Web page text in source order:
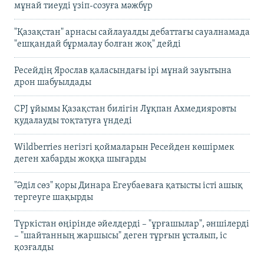
мұнай тиеуді үзіп-созуға мәжбүр
"Қазақстан" арнасы сайлауалды дебаттағы сауалнамада
"ешқандай бұрмалау болған жоқ" дейді
Ресейдің Ярослав қаласындағы ірі мұнай зауытына
дрон шабуылдады
CPJ ұйымы Қазақстан билігін Лұқпан Ахмедияровты
қудалауды тоқтатуға үндеді
Wildberries негізгі қоймаларын Ресейден көшірмек
деген хабарды жоққа шығарды
"Әділ сөз" қоры Динара Егеубаеваға қатысты істі ашық
тергеуге шақырды
Түркістан өңірінде әйелдерді – "ұрғашылар", әншілерді
– "шайтанның жаршысы" деген тұрғын ұсталып, іс
қозғалды